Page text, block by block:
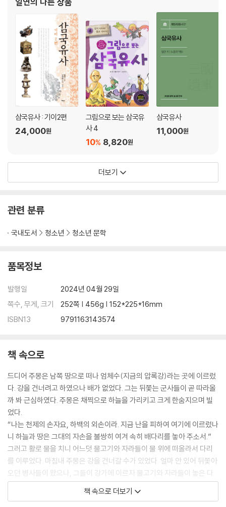
가난한 음악가 백결 선생 194
음악가 우륵 196
죽어서도 왕의 허물을 고친 김후직 199
설 씨의 딸 202
선덕여왕이 알아맞힌 세 가지 206
어진 문장가 강수 210
죽어서 나라를 구한 관창 215
설총과 화왕계 218
붓을 놓지 않은 김생 222
불국사를 세운 김대성 224
효녀 지은 238
우리 고전 깊이 읽기
ㆍ 설화와 전기에 관하여
ㆍ《삼국사기》와 김부식
삼국유사 : 기이2편
24,000원
그림으로 보는 삼국유
사 4
8,820원
10%
삼국유사
11,000원
더보기
관련 분류
국내도서 청소년 청소년 문학
품목정보
발행일
2024년 04월 29일
쪽수, 무게, 크기
252쪽 | 456g | 152*225*16mm
ISBN13
9791163143574
책 속으로
드디어 주몽은 남쪽 땅으로 떠나 엄체수(지금의 압록강)라는 곳에 이르렀
다. 강을 건너려고 하였으나 배가 없었다. 그는 뒤쫓는 군사들이 곧 따라올
까 봐 근심하였다. 주몽은 채찍으로 하늘을 가리키고 크게 한숨지으며 빌
었다.
“나는 천제의 손자요, 하백의 외손이라. 지금 난을 피하여 여기에 이르렀나
니 하늘과 땅은 그대의 자손을 불쌍히 여겨 속히 배다리를 놓아 주소서.”
그러고 활로 물을 치니 어느덧 물고기와 자라들이 물 위에 떠올라서 다리
를 이루었다. 마침내 주몽은 강을 건너갈 수가 있었다. 얼마 안 있어 뒤쫓아
오던 병사들이 왔으나, 그들이 강가에 이르자 물고기와 자라들이 놓은 다
리가 곧 흩어졌다. 그래서 이미 다리 위에 올라섰던 자들은 몽땅 물에 빠져
책 속으로 더보기